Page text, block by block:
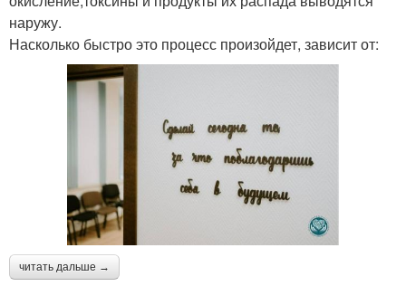
наружу.
Насколько быстро это процесс произойдет, зависит от:
читать дальше →